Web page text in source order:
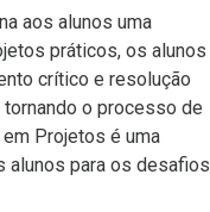
aos alunos uma
práticos, os alunos
crítico e resolução
o processo de
Projetos é uma
alunos para os desafios